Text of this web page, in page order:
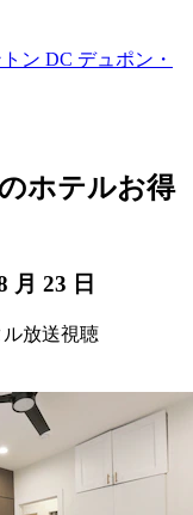
ン DC デュポン・
ホテルお得
月 23 日